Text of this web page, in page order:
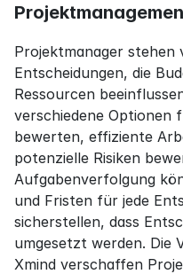
Projektmanager stehen
Entscheidungen, die
Ressourcen
verschiedene Optionen
bewerten, effiziente
potenzielle Risiken
Aufgabenverfolgung
und Fristen für jede
sicherstellen, dass
umgesetzt werden. Die
Xmind verschaffen